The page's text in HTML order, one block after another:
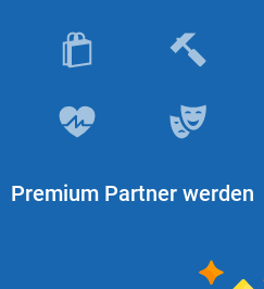
Premium Partner werden